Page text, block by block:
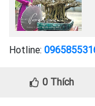
Hotline:
0Thích